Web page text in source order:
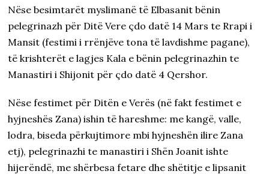
Nëse besimtarët myslimanë të Elbasanit bënin
pelegrinazh për Ditë Vere çdo datë 14 Mars te Rrapi i
Mansit (festimi i rrënjëve tona të lavdishme pagane),
të krishterët e lagjes Kala e bënin pelegrinazhin te
Manastiri i Shijonit për çdo datë 4 Qershor.
Nëse festimet për Ditën e Verës (në fakt festimet e
hyjneshës Zana) ishin të hareshme: me kangë, valle,
lodra, biseda përkujtimore mbi hyjneshën ilire Zana
etj), pelegrinazhi te manastiri i Shën Joanit ishte
hijerëndë, me shërbesa fetare dhe shëtitje e lipsanit